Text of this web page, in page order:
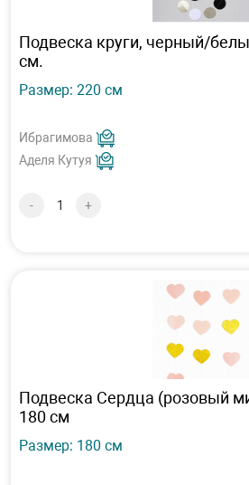
Подвеска круги, черный/
см.
Размер: 220 см
Ибрагимова
Аделя Кутуя
- +
Подвеска Сердца (розовый
180 см
Размер: 180 см